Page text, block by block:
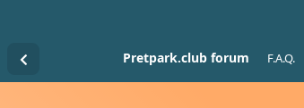
Pretpark.club forum F.A.Q.